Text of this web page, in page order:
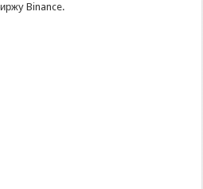
Binance.